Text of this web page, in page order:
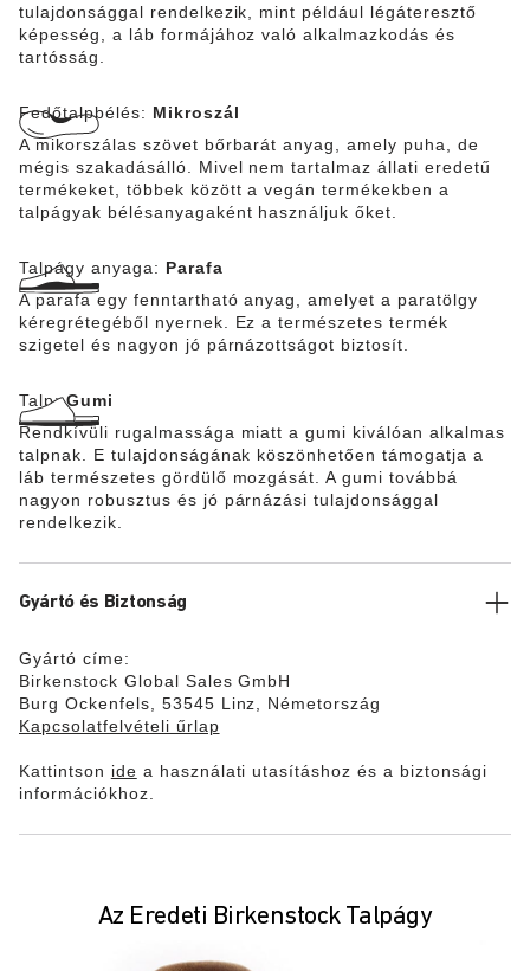
tulajdonsággal rendelkezik, mint például légáteresztő
képesség, a láb formájához való alkalmazkodás és
tartósság.
Fedőtalpbélés: Mikroszál
A mikorszálas szövet bőrbarát anyag, amely puha, de
mégis szakadásálló. Mivel nem tartalmaz állati eredetű
termékeket, többek között a vegán termékekben a
talpágyak bélésanyagaként használjuk őket.
Talpágy anyaga: Parafa
A parafa egy fenntartható anyag, amelyet a paratölgy
kéregrétegéből nyernek. Ez a természetes termék
szigetel és nagyon jó párnázottságot biztosít.
Talp:Gumi
Rendkívüli rugalmassága miatt a gumi kiválóan alkalmas
talpnak. E tulajdonságának köszönhetően támogatja a
láb természetes gördülő mozgását. A gumi továbbá
nagyon robusztus és jó párnázási tulajdonsággal
rendelkezik.
Gyártó és Biztonság
Gyártó címe:
Birkenstock Global Sales GmbH
Burg Ockenfels, 53545 Linz, Németország
Kapcsolatfelvételi űrlap
Kattintson ide a használati utasításhoz és a biztonsági
információkhoz.
Az Eredeti Birkenstock Talpágy